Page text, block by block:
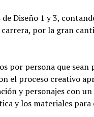
Diseño 1 y 3,
por la gran
por persona que sean
el proceso creativo
y personajes con
y los materiales para